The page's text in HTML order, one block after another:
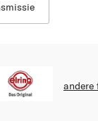
andere